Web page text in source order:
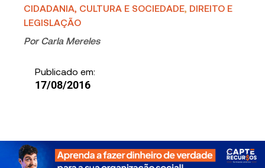
CIDADANIA, CULTURA E SOCIEDADE DIREITO E
LEGISLAÇÃO
Por Carla Mereles
Publicado em:
17/08/2016